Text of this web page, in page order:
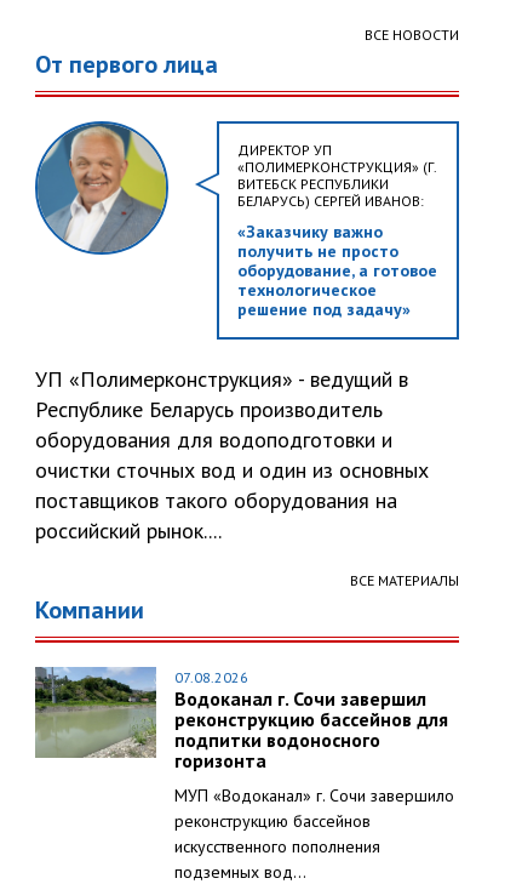
ВСЕ НОВОСТИ
От первого лица
ДИРЕКТОР УП
«ПОЛИМЕРКОНСТРУКЦИЯ» (Г.
ВИТЕБСК РЕСПУБЛИКИ
БЕЛАРУСЬ) СЕРГЕЙ ИВАНОВ:
«Заказчику важно
получить не просто
оборудование, а готовое
технологическое
решение под задачу»
УП «Полимерконструкция» - ведущий в
Республике Беларусь производитель
оборудования для водоподготовки и
очистки сточных вод и один из основных
поставщиков такого оборудования на
российский рынок....
ВСЕ МАТЕРИАЛЫ
Компании
07.08.2026
Водоканал г. Сочи завершил
реконструкцию бассейнов для
подпитки водоносного
горизонта
МУП «Водоканал» г. Сочи завершило
реконструкцию бассейнов
искусственного пополнения
подземных вод...